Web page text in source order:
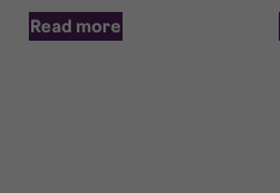
Read more